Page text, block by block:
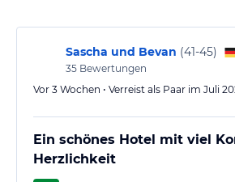
Unsere Concierges, Mitglieder der
Vereinigung Les Clefs d’Or, sind sehr
individuellen Service während ihres
Berlin zu bieten. Ob Limousinen- und
Stadtrundfahrten, Theater und Oper oder
hier bleiben keine Wünsche offen.
Hotelgästen stehen zudem
Weckdienst zur Verfügung.
Sascha und Bevan (41-45)
35 Bewertungen
Vor 3 Wochen • Verreist als Paar im Juli
Ein schönes Hotel mit viel
Herzlichkeit